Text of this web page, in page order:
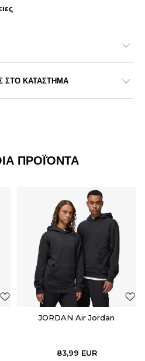
ΣΤΟ ΚΑΤΑΣΤΗΜΑ
ΠΡΟΪΌΝΤΑ
JORDAN Air Jordan
83,99 EUR